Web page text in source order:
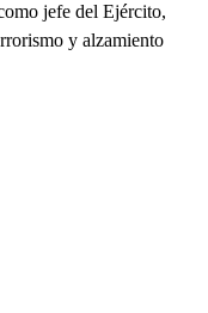
jefe del Ejército,
y alzamiento